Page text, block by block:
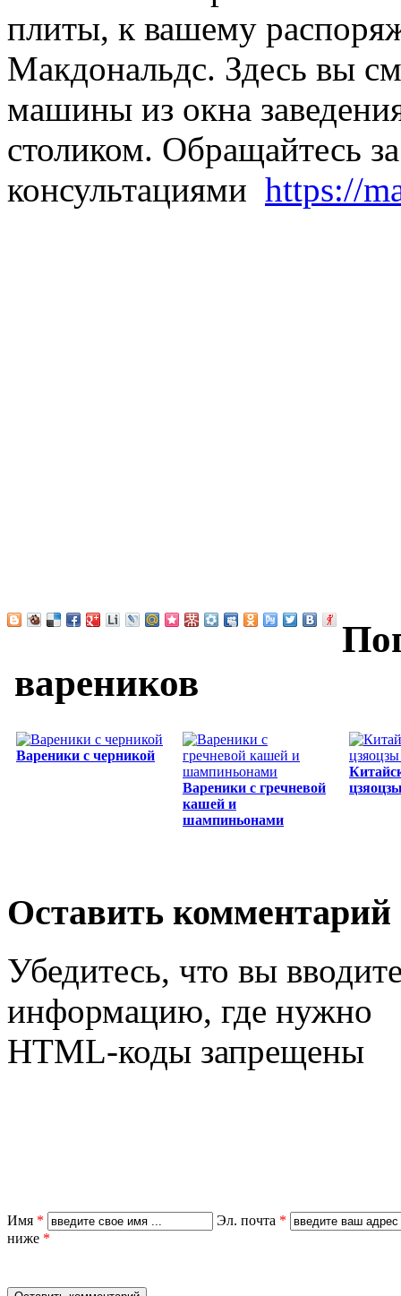
плиты, к вашему
Макдональдс. Здесь вы
машины из окна
столиком. Обращайтесь за
консультациями https://
вареников
Вареники с черникой
Вареники с гречневой
кашей и
шампиньонами
Оставить комментарий
Убедитесь, что вы
информацию, где нужно
HTML-коды запрещены
Имя * Эл. почта *
ниже *